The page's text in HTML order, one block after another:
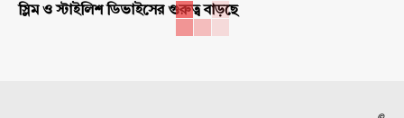
স্লিম ও স্টাইলিশ ডিভাইসের গুরুত্ব বাড়ছে